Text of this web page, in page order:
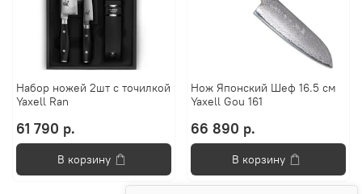
Набор ножей 2шт с точилкой
Yaxell Ran
61 790 р.
В корзину
Нож Японский Шеф 16.5 см
Yaxell Gou 161
66 890 р.
В корзину